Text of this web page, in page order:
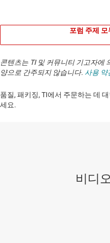
포럼 주제
콘텐츠는 TI 및 커뮤니티 기고자에
양으로 간주되지 않습니다. 사용 약
품질, 패키징, TI에서 주문하는 데
세요. ​​​​​​​​​​​​​​
비디